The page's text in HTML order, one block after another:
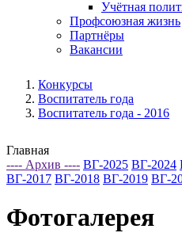
Учётная
Профсоюзная жизнь
Партнёры
Вакансии
Конкурсы
Воспитатель года
Воспитатель года - 2016
Главная
---- Архив ---- ВГ-2025 ВГ-2024
ВГ-2017 ВГ-2018 ВГ-2019 ВГ-
Фотогалерея